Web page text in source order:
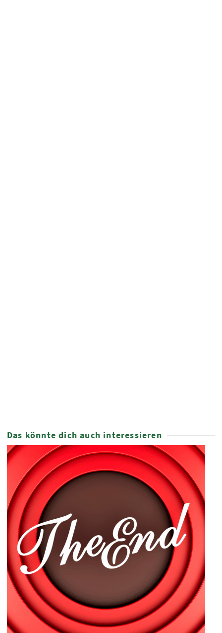
Das könnte dich auch interessieren